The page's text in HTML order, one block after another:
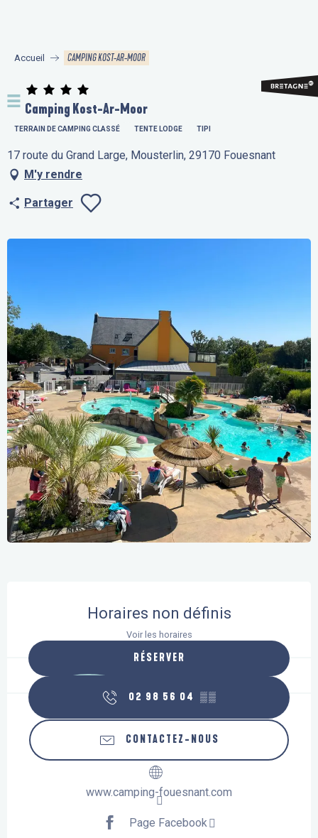
principal
Accueil CAMPING KOST-AR-MOOR
Camping Kost-Ar-Moor
TERRAIN DE CAMPING CLASSÉ TENTE LODGE TIPI
17 route du Grand Large, Mousterlin, 29170 Fouesnant
M'y rendre
Partager
Horaires non définis
Voir les horaires
RÉSERVER
02 98 56 04 ▒▒
CONTACTEZ-NOUS
www.camping-fouesnant.com
Page Facebook